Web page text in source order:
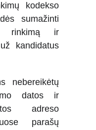
kodekso
sumažinti
rinkimą ir
kandidatus
nebereikėtų
datos ir
adreso
parašų